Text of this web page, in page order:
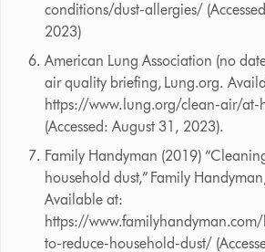
conditions/dust-allergies/
2023)
American Lung Association (no
air quality briefing, Lung.org.
https://www.lung.org/clean-air/at-
(Accessed: August 31, 2023).
Family Handyman (2019)
household dust,” Family
Available at:
https://
to-reduce-household-dust/